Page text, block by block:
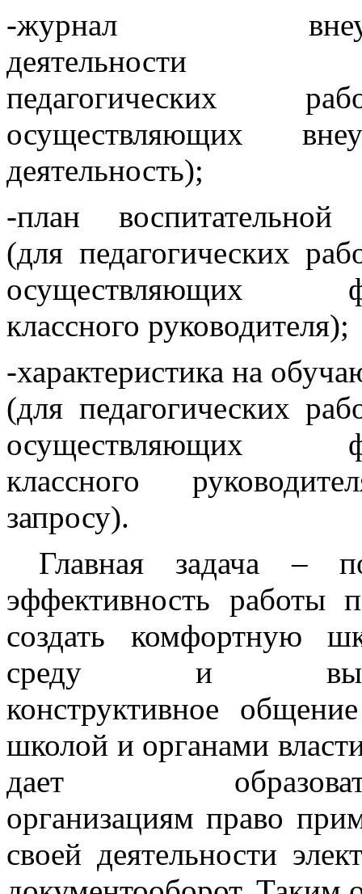
-журнал
деятельности
педагогических
осуществляющих
деятельность);
-план воспитательной
(для педагогических
осуществляющих
классного руководителя);
-характеристика на
(для педагогических
осуществляющих
классного
запросу).
Главная задача –
эффективность работы
создать комфортную
среду и
конструктивное
школой и органами
дает
организациям право
своей деятельности